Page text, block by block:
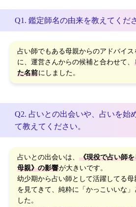
Q1. 鑑定師名の由来を教えてくだ
占い師でもある母親からのアドバイス
に、運営さんからの候補と合わせて、
た名前にしました。
Q2. 占いとの出会いや、占いを始
て教えてください。
占いとの出会いは、 《現役で占い師
母親》の影響が大きいです。
幼少期から占い師として活躍してる母
を見てきて、純粋に「かっこいいな」
した。